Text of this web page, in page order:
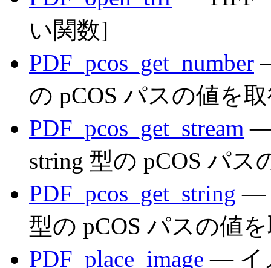
い関数]
PDF_pcos_get_number
の pCOS パスの値を
PDF_pcos_get_stream —
string 型の pCOS パス
PDF_pcos_get_string —
型の pCOS パスの値
PDF_place_image — イ